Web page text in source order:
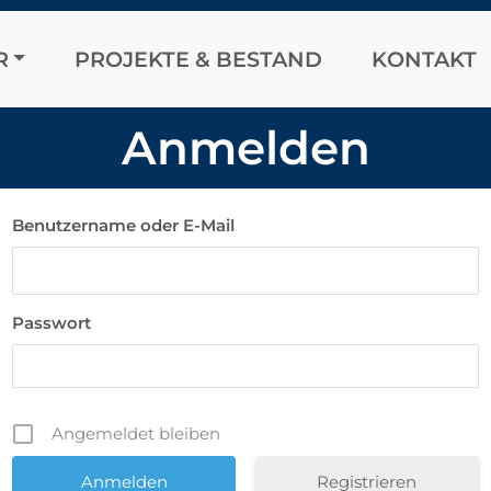
PROJEKTE & BESTAND KONTAKT
Anmelden
Benutzername oder E-Mail
Passwort
Angemeldet bleiben
Registrieren